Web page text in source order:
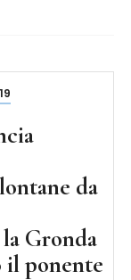
da
la Gronda
ponente